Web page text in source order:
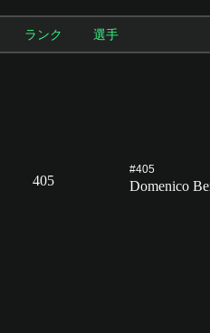
ランク 選手
405
#405
Domenico